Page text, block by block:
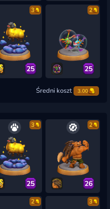
3
25
2
25
Średni koszt 3.00
3
25
2
26
2 3